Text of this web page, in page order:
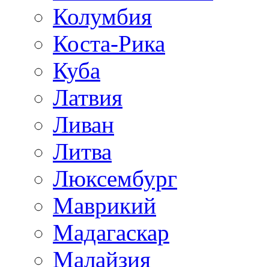
Колумбия
Коста-Рика
Куба
Латвия
Ливан
Литва
Люксембург
Маврикий
Мадагаскар
Малайзия